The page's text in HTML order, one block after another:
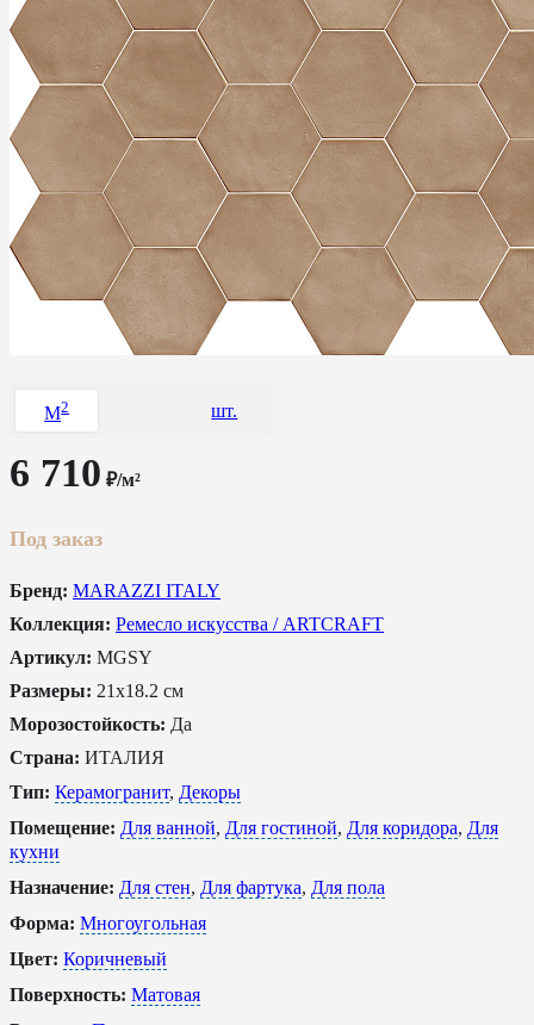
M2 шт.
6 710 ₽/м²
Под заказ
Бренд: MARAZZI ITALY
Коллекция: Ремесло искусства / ARTCRAFT
Артикул: MGSY
Размеры: 21x18.2 см
Морозостойкость: Да
Страна: ИТАЛИЯ
Тип: Керамогранит, Декоры
Помещение: Для ванной, Для гостиной, Для коридора, Для
кухни
Назначение: Для стен, Для фартука, Для пола
Форма: Многоугольная
Цвет: Коричневый
Поверхность: Матовая